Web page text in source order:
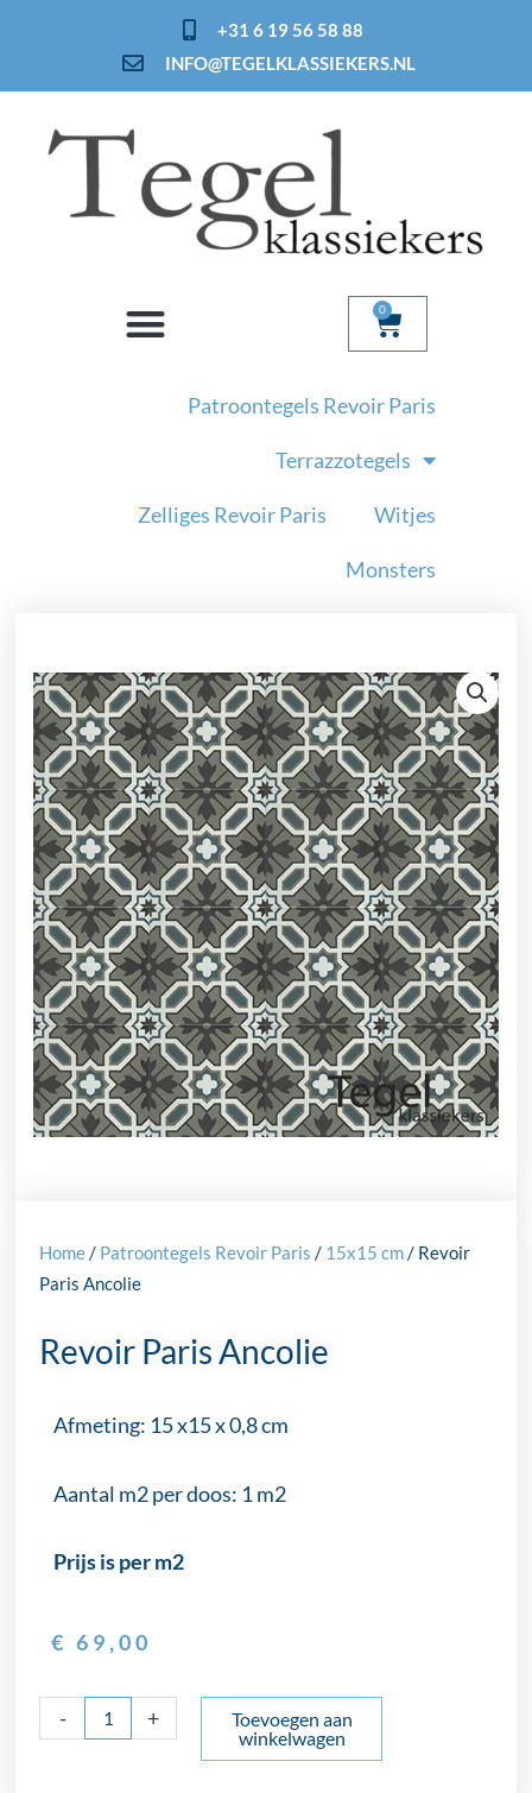
+31 6 19 56 58 88
INFO@TEGELKLASSIEKERS.NL
0
Patroontegels Revoir Paris
Terrazzotegels
Zelliges Revoir Paris Witjes
Monsters
Home/ Patroontegels Revoir Paris / 15x15 cm/ Revoir
Paris Ancolie
Revoir Paris Ancolie
Afmeting: 15 x15 x 0,8 cm
Aantal m2 per doos: 1 m2
Prijs is per m2
€ 69,00
-
Paris
+
Toevoegen aan
winkelwagen